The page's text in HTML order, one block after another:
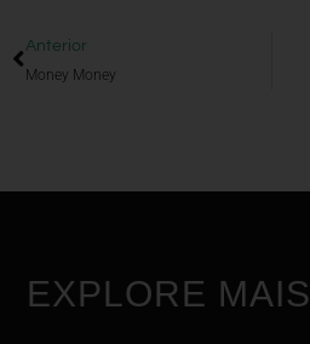
Anterior
Money Money
EXPLORE MAIS